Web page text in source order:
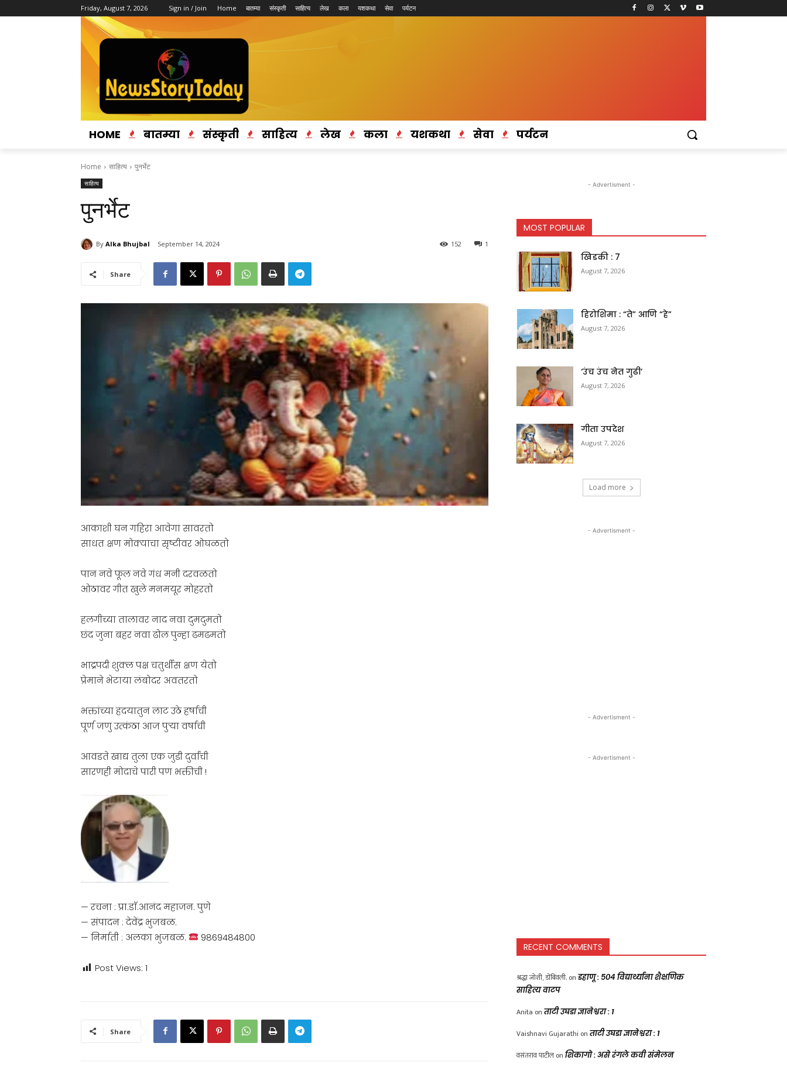
Friday, August 7, 2026 Sign in / Join Home बातम्या संस्कृती साहित्य लेख कला यशकथा सेवा पर्यटन
HOME बातम्या संस्कृती साहित्य लेख कला यशकथा सेवा पर्यटन
Home साहित्य पुनर्भेट
साहित्य
पुनर्भेट
By Alka Bhujbal September 14, 2024 1
152
Share
आकाशी घन गहिरा आवेगा सावरतो
साधत क्षण मोक्याचा सृष्टीवर ओघळतो
पान नवे फूल नवे गंध मनी दरवळतो
ओठावर गीत खुले मनमयूर मोहरतो
हलगीच्या तालावर नाद नवा दुमदुमतो
छंद जुना बहर नवा ढोल पुन्हा ढमढमतो
भाद्रपदी शुक्ल पक्ष चतुर्थीस क्षण येतो
प्रेमाने भेटाया लंबोदर अवतरतो
भक्तांच्या ह्रदयातुन लाट उठे हर्षाची
पूर्ण जणु उत्कंठा आज पुर्‍या वर्षाची
आवडते खाद्य तुला एक जुडी दुर्वांची
सारणही मोदाचे पारी पण भक्तीची !
— रचना : प्रा.डाॅ.आनंद महाजन. पुणे
— संपादन : देवेंद्र भुजबळ.
— निर्माती : अलका भुजबळ.
9869484800
Post Views: 1
Share
- Advertisment -
MOST POPULAR
खिडकी : 7
August 7, 2026
हिरोशिमा : “ते” आणि “हे”
August 7, 2026
‘उंच उंच नेत गुढी’
August 7, 2026
गीता उपदेश
August 7, 2026
Load more
- Advertisment -
- Advertisment -
- Advertisment -
RECENT COMMENTS
श्रद्धा जोशी, डोंबिवली. on डहाणू : ५०४ विद्यार्थ्यांना शैक्षणिक
साहित्य वाटप
Anita on ताटी उघडा ज्ञानेश्वरा : 1
Vaishnavi Gujarathi on ताटी उघडा ज्ञानेश्वरा : 1
वसंतराव पाटील on शिकागो : असे रंगले कवी संमेलन